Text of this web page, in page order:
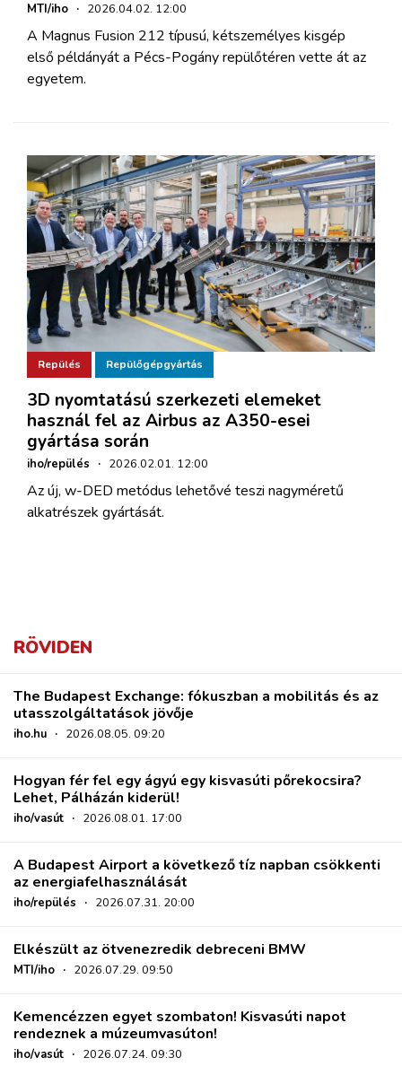
MTI/iho · 2026.04.02. 12:00
A Magnus Fusion 212 típusú, kétszemélyes kisgép
első példányát a Pécs-Pogány repülőtéren vette át az
egyetem.
Repülés Repülőgépgyártás
3D nyomtatású szerkezeti elemeket
használ fel az Airbus az A350-esei
gyártása során
iho/repülés · 2026.02.01. 12:00
Az új, w-DED metódus lehetővé teszi nagyméretű
alkatrészek gyártását.
RÖVIDEN
The Budapest Exchange: fókuszban a mobilitás és az
utasszolgáltatások jövője
iho.hu · 2026.08.05. 09:20
Hogyan fér fel egy ágyú egy kisvasúti pőrekocsira?
Lehet, Pálházán kiderül!
iho/vasút · 2026.08.01. 17:00
A Budapest Airport a következő tíz napban csökkenti
az energiafelhasználását
iho/repülés · 2026.07.31. 20:00
Elkészült az ötvenezredik debreceni BMW
MTI/iho · 2026.07.29. 09:50
Kemencézzen egyet szombaton! Kisvasúti napot
rendeznek a múzeumvasúton!
iho/vasút · 2026.07.24. 09:30